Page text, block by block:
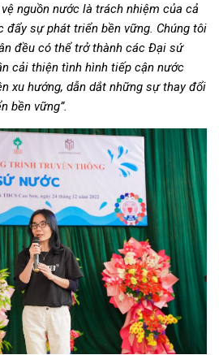
nguồn nước là trách nhiệm của cả
đẩy sự phát triển bền vững. Chúng tôi
đều có thể trở thành các Đại sứ
cải thiện tình hình tiếp cận nước
xu hướng, dẫn dắt những sự thay đổi
bền vững”.